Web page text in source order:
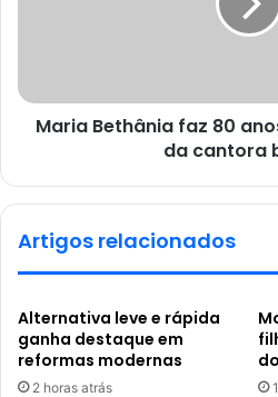
Maria Bethânia faz 80
da cantora
Artigos relacionados
Alternativa leve e rápida
ganha destaque em
reformas modernas
2 horas atrás